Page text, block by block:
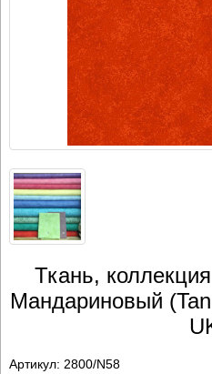
Ткань,
Мандариновый
Артикул: 2800/N58